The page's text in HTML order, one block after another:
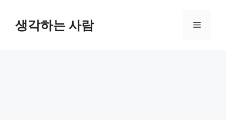
content생각하는 사람 Menu